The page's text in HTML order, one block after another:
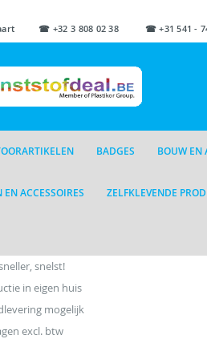
☎ +32 3 808 02 38 ☎ +31 541 -
BADGES BOUW EN
ACCESSOIRES ZELFKLEVENDE
snelst!
in eigen huis
mogelijk
excl. btw